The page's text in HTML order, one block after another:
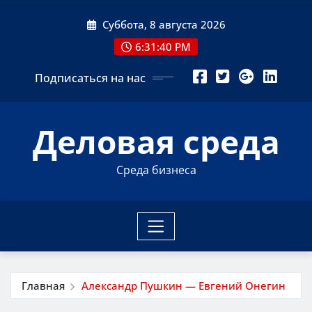
Суббота, 8 августа 2026
6:31:41 PM
Подписаться на нас
Деловая среда
Среда бизнеса
Главная Александр Пушкин — Евгений Онегин